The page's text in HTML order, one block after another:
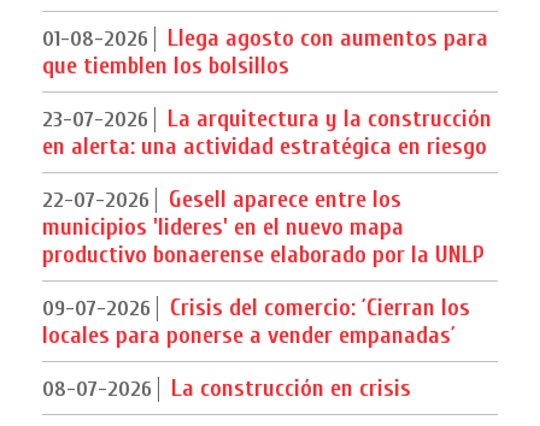
01-08-2026
Llega agosto con aumentos para
que tiemblen los bolsillos
23-07-2026
La arquitectura y la construcción
en alerta: una actividad estratégica en riesgo
22-07-2026
Gesell aparece entre los
municipios 'lideres' en el nuevo mapa
productivo bonaerense elaborado por la UNLP
09-07-2026
Crisis del comercio: ´Cierran los
locales para ponerse a vender empanadas´
08-07-2026 La construcción en crisis